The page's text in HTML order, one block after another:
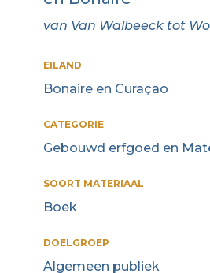
van Van Walbeeck tot
EILAND
Bonaire en Curaçao
CATEGORIE
Gebouwd erfgoed en
SOORT MATERIAAL
Boek
DOELGROEP
Algemeen publiek